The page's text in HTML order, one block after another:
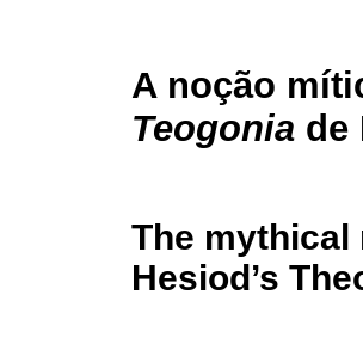
A noção
Teogonia de
The mythical
Hesiod’s